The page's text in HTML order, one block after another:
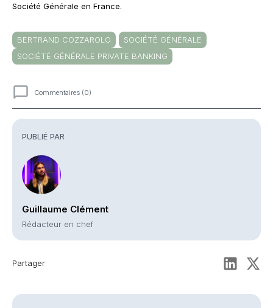
PUBLIÉ PAR
Guillaume Clément
Rédacteur en chef
Partager
Société Générale en France.
BERTRAND COZZAROLO
SOCIÉTÉ GÉNÉRALE
SOCIÉTÉ GÉNÉRALE PRIVATE BANKING
Commentaires (0)